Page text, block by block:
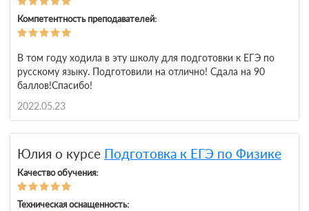
Компетентность преподавателей:
В том году ходила в эту школу для подготовки к ЕГЭ по
русскому языку. Подготовили на отлично! Сдала на 90
баллов!Спасибо!
2022.05.23
Юлия о курсе Подготовка к ЕГЭ по Физике
Качество обучения:
Техническая оснащенность: